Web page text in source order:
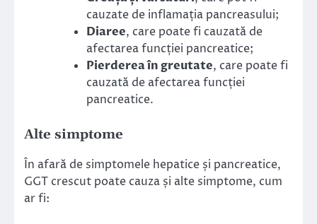
cauzate de inflamația pancreasului;
Diaree, care poate fi cauzată de
afectarea funcției pancreatice;
Pierderea în greutate, care poate fi
cauzată de afectarea funcției
pancreatice.
Alte simptome
În afară de simptomele hepatice și pancreatice,
GGT crescut poate cauza și alte simptome, cum
ar fi: